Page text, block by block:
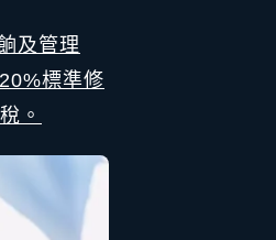
及管理
標準修
。